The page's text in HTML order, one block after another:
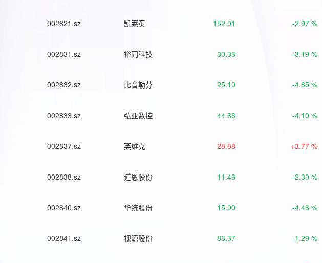
002821.sz 凯莱英 152.01 -2.97 %
002831.sz 裕同科技 30.33 -3.19 %
002832.sz 比音勒芬 25.10 -4.85 %
002833.sz 弘亚数控 44.88 -4.10 %
002837.sz 英维克 28.88 +3.77 %
002838.sz 道恩股份 11.46 -2.30 %
002840.sz 华统股份 15.00 -4.46 %
002841.sz 视源股份 83.37 -1.29 %